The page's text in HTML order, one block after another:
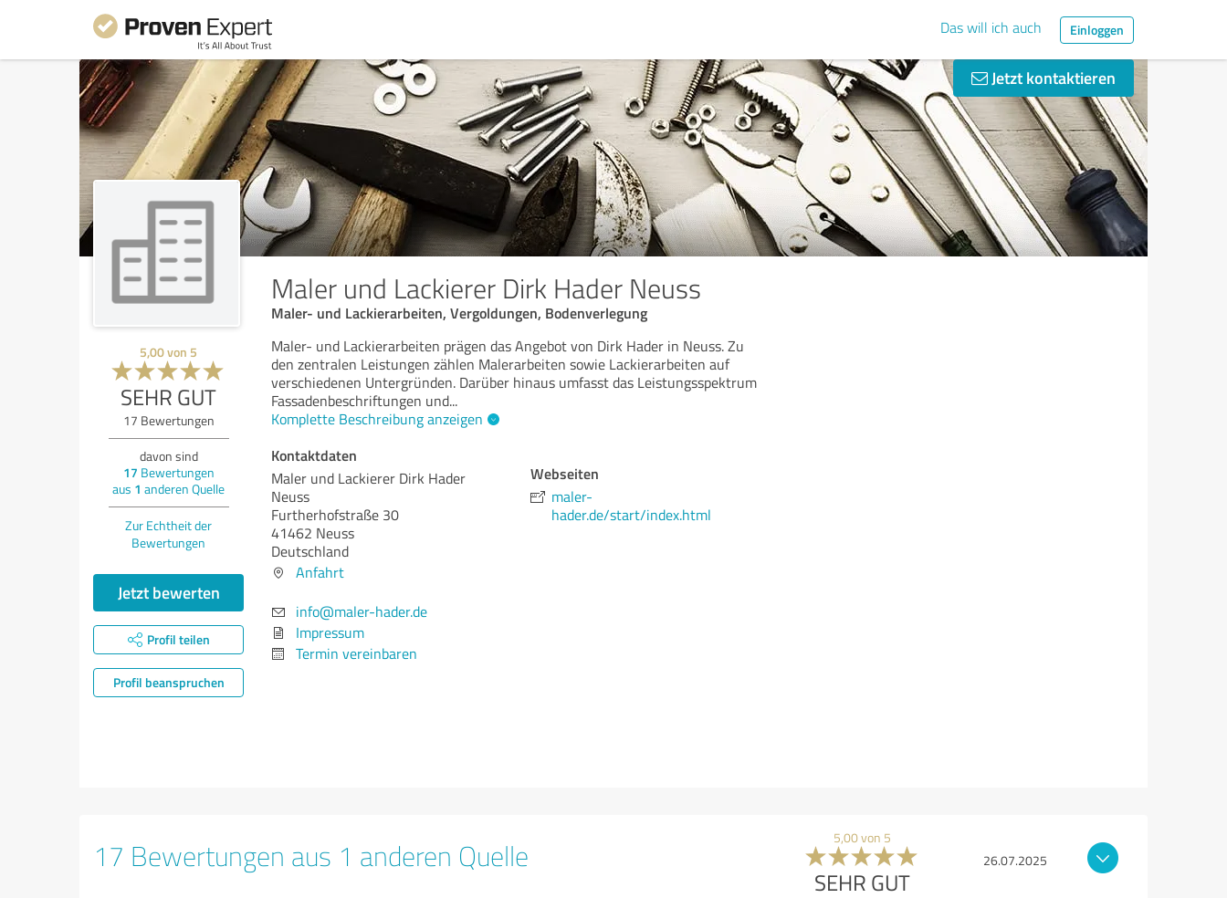
Das will ich auch Einloggen
Jetzt kontaktieren
Maler und Lackierer Dirk Hader Neuss
Maler- und Lackierarbeiten, Vergoldungen, Bodenverlegung
5,00von 5
SEHR GUT
17 Bewertungen
davon sind
17 Bewertungen
aus 1 anderen Quelle
Zur Echtheit der
Bewertungen
Jetzt bewerten
Profil teilen
Profil beanspruchen
Maler- und Lackierarbeiten prägen das Angebot von Dirk Hader in Neuss. Zu
den zentralen Leistungen zählen Malerarbeiten sowie Lackierarbeiten auf
verschiedenen Untergründen. Darüber hinaus umfasst das Leistungsspektrum
Fassadenbeschriftungen und...
Komplette Beschreibung anzeigen
Kontaktdaten
Maler und Lackierer Dirk Hader
Neuss
Furtherhofstraße 30
41462 Neuss
Deutschland
Anfahrt
info@maler-hader.de
Impressum
Termin vereinbaren
Webseiten
maler-
hader.de/start/index.html
17 Bewertungen aus 1 anderen Quelle 5,00 von 5
SEHR GUT
26.07.2025